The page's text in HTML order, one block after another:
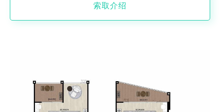
索取介绍